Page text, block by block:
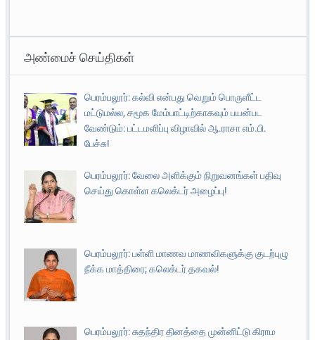
அண்மைச் செய்திகள்
பெரம்பலூர்: கல்வி என்பது வெறும் பொருளீட்ட
மட்டுமல்ல, சமூக மேம்பாட்டிற்காகவும் பயன்பட
வேண்டும்: பட்டமளிப்பு விழாவில் ஆ.ராசா எம்.பி.
பேச்சு!
பெரம்பலூர்: வேலை அளிக்கும் நிறுவனங்கள் பதிவு
செய்து கொள்ள கலெக்டர் அழைப்பு!
பெரம்பலூர்: பள்ளி மாணவ மாணவிகளுக்கு குடற்புழு
நீக்க மாத்திரை; கலெக்டர் தகவல்!
பெரம்பலூர்: சுதந்திர தினத்தை முன்னிட்டு கிராம